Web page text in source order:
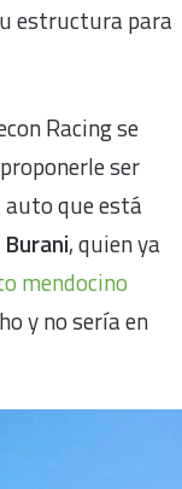
estructura para
Racing se
ser
auto que está
Burani, quien ya
mendocino
y no sería en